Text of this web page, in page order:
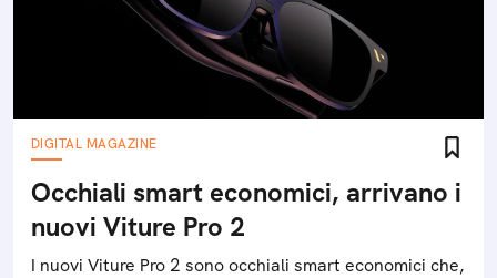
DIGITAL MAGAZINE
Occhiali smart economici, arrivano i
nuovi Viture Pro 2
I nuovi Viture Pro 2 sono occhiali smart economici che,